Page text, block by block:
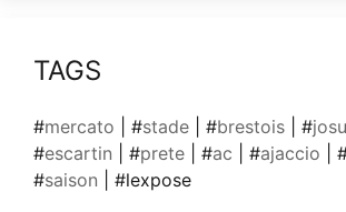
TAGS
#mercato | #stade | #brestois | #
#escartin | #prete | #ac | #ajaccio |
#saison | #lexpose